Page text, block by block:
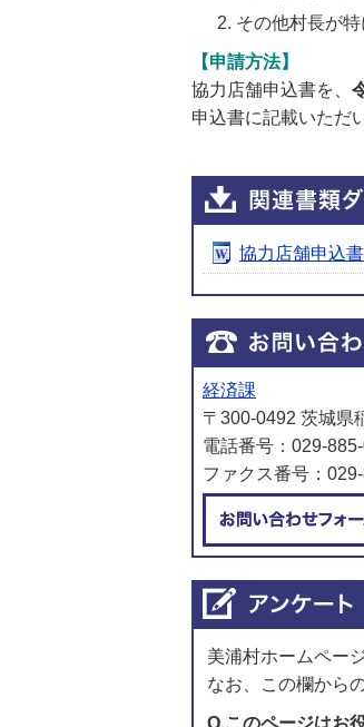
その他村長が
【申請方法】
協力店舗申込書を、
申込書に記載いただ
協力店舗申込
経済課
〒300-0492 茨城県
電話番号：029-885-
ファクス番号：
美浦村ホームペー
なお、この欄から
Q.このページはお